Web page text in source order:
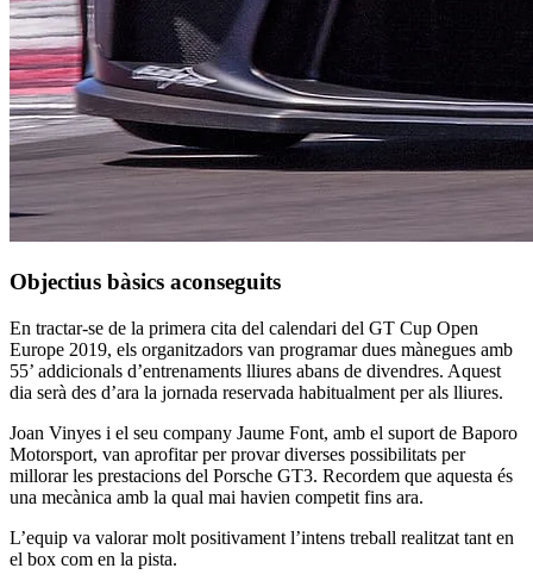
Objectius bàsics aconseguits
En tractar-se de la primera cita del calendari del GT Cup Open
Europe 2019, els organitzadors van programar dues mànegues amb
55’ addicionals d’entrenaments lliures abans de divendres. Aquest
dia serà des d’ara la jornada reservada habitualment per als lliures.
Joan Vinyes i el seu company Jaume Font, amb el suport de Baporo
Motorsport, van aprofitar per provar diverses possibilitats per
millorar les prestacions del Porsche GT3. Recordem que aquesta és
una mecànica amb la qual mai havien competit fins ara.
L’equip va valorar molt positivament l’intens treball realitzat tant en
el box com en la pista.